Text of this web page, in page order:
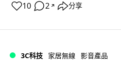
10 2 ↗ 分享
3C科技 家居無線 影音產品